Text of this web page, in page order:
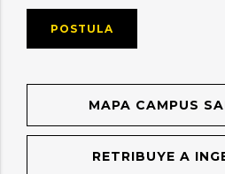
POSTULA
MAPA CAMPUS
RETRIBUYE A